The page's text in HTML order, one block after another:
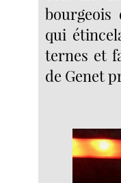
bourgeois
qui
ternes et
de Genet